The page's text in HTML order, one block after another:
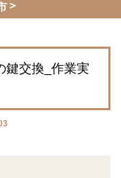
鍵交換_作業実